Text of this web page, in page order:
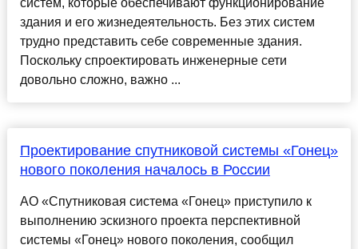
систем, которые обеспечивают функционирование
здания и его жизнедеятельность. Без этих систем
трудно представить себе современные здания.
Поскольку спроектировать инженерные сети
довольно сложно, важно ...
Проектирование спутниковой системы «Гонец»
нового поколения началось в России
АО «Спутниковая система «Гонец» приступило к
выполнению эскизного проекта перспективной
системы «Гонец» нового поколения, сообщил